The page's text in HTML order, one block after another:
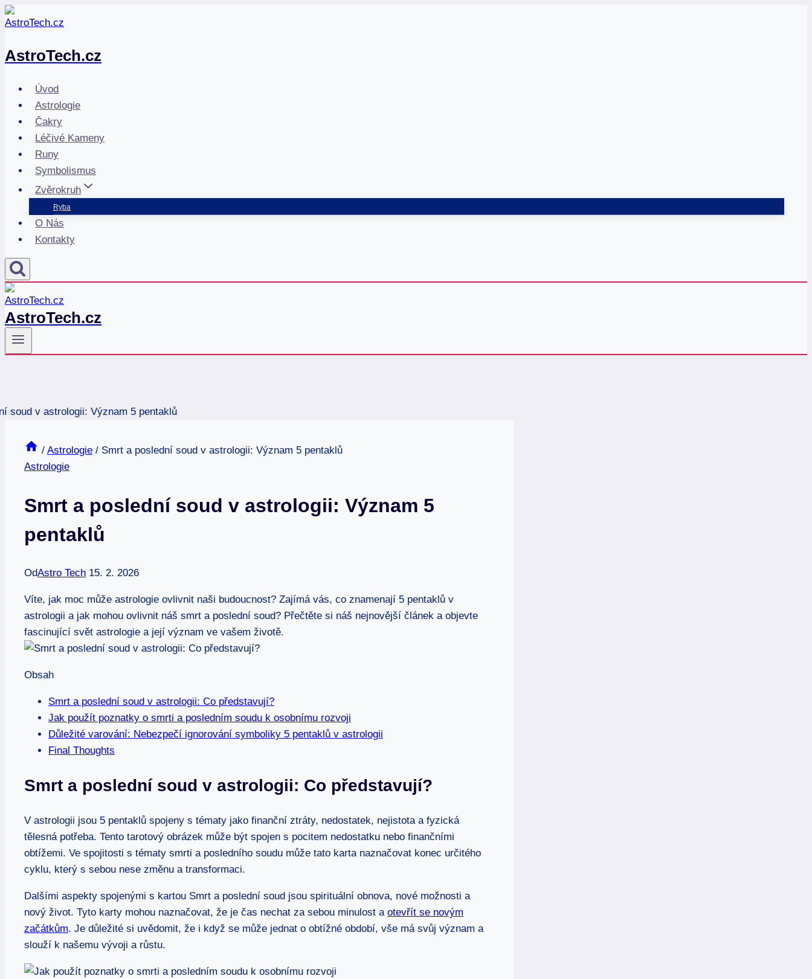
Přeskočit
na
AstroTech.cz
Úvod
Astrologie
Čakry
Léčivé Kameny
Runy
Symbolismus
Zvěrokruh
Ryba
O Nás
Kontakty
AstroTech.cz
/ Astrologie / Smrt a poslední soud v astrologii: Význam 5 pentaklů
Astrologie
Smrt a poslední soud v astrologii: Význam 5
pentaklů
OdAstro Tech 15. 2. 2026
Víte, jak moc může astrologie ovlivnit naši budoucnost? Zajímá vás, co znamenají 5 pentaklů v
astrologii a jak mohou ovlivnit náš smrt a poslední soud? Přečtěte si náš nejnovější článek a objevte
fascinující svět astrologie a její význam ve vašem životě.
Obsah
Smrt a poslední soud v astrologii: Co představují?
Jak použít poznatky o smrti a posledním soudu k osobnímu rozvoji
Důležité varování: Nebezpečí ignorování symboliky 5 pentaklů v astrologii
Final Thoughts
Smrt a poslední soud v astrologii: Co představují?
V astrologii jsou 5 pentaklů spojeny s tématy jako finanční ztráty, nedostatek, nejistota a fyzická
tělesná potřeba. Tento tarotový obrázek může být spojen s pocitem nedostatku nebo finančními
obtížemi. Ve spojitosti s tématy smrti a posledního soudu může tato karta naznačovat konec určitého
cyklu, který s sebou nese změnu a transformaci.
Dalšími aspekty spojenými s kartou Smrt a poslední soud jsou spirituální obnova, nové možnosti a
nový život. Tyto karty mohou naznačovat, že je čas nechat za sebou minulost a otevřít se novým
začátkům. Je důležité si uvědomit, že i když se může jednat o obtížné období, vše má svůj význam a
slouží k našemu vývoji a růstu.